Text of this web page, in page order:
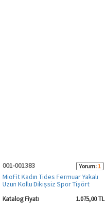
001-001383 Yorum: 1
MioFit Kadın Tides Fermuar Yakalı
Uzun Kollu Dikişsiz Spor Tişört
Katalog Fiyatı 1.075,00 TL